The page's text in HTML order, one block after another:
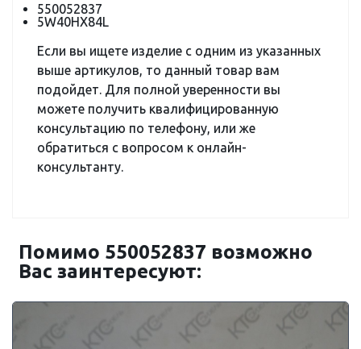
550052837
5W40HX84L
Если вы ищете изделие с одним из указанных
выше артикулов, то данный товар вам
подойдет. Для полной уверенности вы
можете получить квалифицированную
консультацию по телефону, или же
обратиться с вопросом к онлайн-
консультанту.
Помимо 550052837 возможно
Вас заинтересуют: